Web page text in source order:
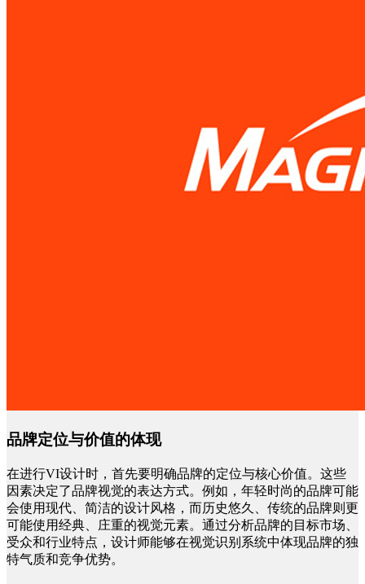
品牌定位与价值的体现
在进行VI设计时，首先要明确品牌的定位与核心价值。这些
因素决定了品牌视觉的表达方式。例如，年轻时尚的品牌可能
会使用现代、简洁的设计风格，而历史悠久、传统的品牌则更
可能使用经典、庄重的视觉元素。通过分析品牌的目标市场、
受众和行业特点，设计师能够在视觉识别系统中体现品牌的独
特气质和竞争优势。